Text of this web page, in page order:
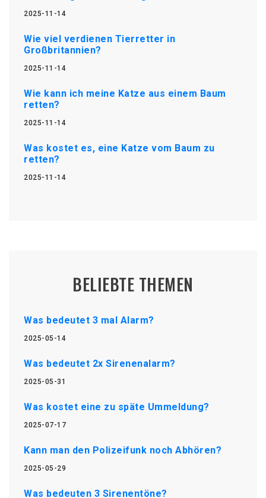
2025-11-14
Wie viel verdienen Tierretter in
Großbritannien?
2025-11-14
Wie kann ich meine Katze aus einem Baum
retten?
2025-11-14
Was kostet es, eine Katze vom Baum zu
retten?
2025-11-14
BELIEBTE THEMEN
Was bedeutet 3 mal Alarm?
2025-05-14
Was bedeutet 2x Sirenenalarm?
2025-05-31
Was kostet eine zu späte Ummeldung?
2025-07-17
Kann man den Polizeifunk noch Abhören?
2025-05-29
Was bedeuten 3 Sirenentöne?